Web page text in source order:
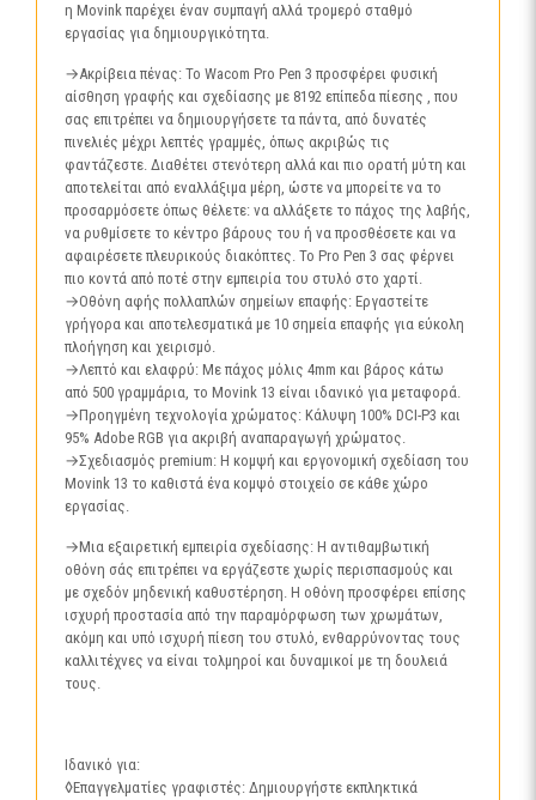
η Movink παρέχει έναν συμπαγή αλλά τρομερό σταθμό
εργασίας για δημιουργικότητα.
→Ακρίβεια πένας: Το Wacom Pro Pen 3 προσφέρει φυσική
αίσθηση γραφής και σχεδίασης με 8192 επίπεδα πίεσης , που
σας επιτρέπει να δημιουργήσετε τα πάντα, από δυνατές
πινελιές μέχρι λεπτές γραμμές, όπως ακριβώς τις
φαντάζεστε. Διαθέτει στενότερη αλλά και πιο ορατή μύτη και
αποτελείται από εναλλάξιμα μέρη, ώστε να μπορείτε να το
προσαρμόσετε όπως θέλετε: να αλλάξετε το πάχος της λαβής,
να ρυθμίσετε το κέντρο βάρους του ή να προσθέσετε και να
αφαιρέσετε πλευρικούς διακόπτες. Το Pro Pen 3 σας φέρνει
πιο κοντά από ποτέ στην εμπειρία του στυλό στο χαρτί.
→Οθόνη αφής πολλαπλών σημείων επαφής: Εργαστείτε
γρήγορα και αποτελεσματικά με 10 σημεία επαφής για εύκολη
πλοήγηση και χειρισμό.
→Λεπτό και ελαφρύ: Με πάχος μόλις 4mm και βάρος κάτω
από 500 γραμμάρια, το Movink 13 είναι ιδανικό για μεταφορά.
→Προηγμένη τεχνολογία χρώματος: Κάλυψη 100% DCI-P3 και
95% Adobe RGB για ακριβή αναπαραγωγή χρώματος.
→Σχεδιασμός premium: Η κομψή και εργονομική σχεδίαση του
Movink 13 το καθιστά ένα κομψό στοιχείο σε κάθε χώρο
εργασίας.
→Μια εξαιρετική εμπειρία σχεδίασης: Η αντιθαμβωτική
οθόνη σάς επιτρέπει να εργάζεστε χωρίς περισπασμούς και
με σχεδόν μηδενική καθυστέρηση. Η οθόνη προσφέρει επίσης
ισχυρή προστασία από την παραμόρφωση των χρωμάτων,
ακόμη και υπό ισχυρή πίεση του στυλό, ενθαρρύνοντας τους
καλλιτέχνες να είναι τολμηροί και δυναμικοί με τη δουλειά
τους.
Ιδανικό για:
◊Επαγγελματίες γραφιστές: Δημιουργήστε εκπληκτικά